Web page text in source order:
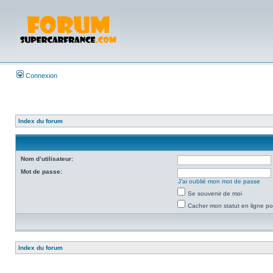
Connexion
Index du forum
Nom d’utilisateur:
Mot de passe:
J’ai oublié mon mot de passe
Se souvenir de moi
Cacher mon statut en ligne
Index du forum